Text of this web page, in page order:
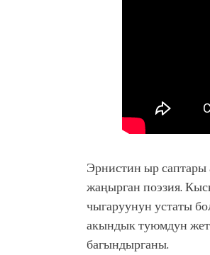
Эрнистин ыр саптары
жаңырган поэзия.
чыгаруунун устаты
акындык туюмдун
багындырганы.